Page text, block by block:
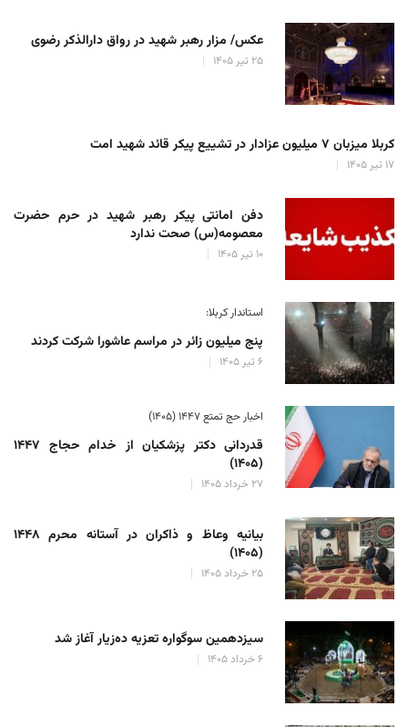
عکس/ مزار رهبر شهید در رواق دارالذکر رضوی
۲۵ تیر ۱۴۰۵
کربلا میزبان ۷ میلیون عزادار در تشییع پیکر قائد شهید امت
۱۷ تیر ۱۴۰۵
دفن امانتی پیکر رهبر شهید در حرم حضرت
معصومه(س) صحت ندارد
۱۰ تیر ۱۴۰۵
استاندار کربلا:
پنج میلیون زائر در مراسم عاشورا شرکت کردند
۶ تیر ۱۴۰۵
اخبار حج تمتع ۱۴۴۷ (۱۴۰۵)
قدردانی دکتر پزشکیان از خدام حجاج ۱۴۴۷
(۱۴۰۵)
۲۷ خرداد ۱۴۰۵
بیانیه وعاظ و ذاکران در آستانه محرم ۱۴۴۸
(۱۴۰۵)
۲۵ خرداد ۱۴۰۵
سیزدهمین سوگواره تعزیه ده‌زیار آغاز شد
۶ خرداد ۱۴۰۵